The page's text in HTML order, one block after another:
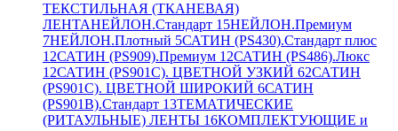
ТЕКСТИЛЬНАЯ (ТКАНЕВАЯ)
ЛЕНТАНЕЙЛОН.Стандарт 15НЕЙЛОН.Премиум
7НЕЙЛОН.Плотный 5САТИН (PS430).Стандарт плюс
12САТИН (PS909).Премиум 12САТИН (PS486).Люкс
12САТИН (PS901C). ЦВЕТНОЙ УЗКИЙ 62САТИН
(PS901C). ЦВЕТНОЙ ШИРОКИЙ 6САТИН
(PS901B).Стандарт 13ТЕМАТИЧЕСКИЕ
(РИТАУЛЬНЫЕ) ЛЕНТЫ 16КОМПЛЕКТУЮЩИЕ и